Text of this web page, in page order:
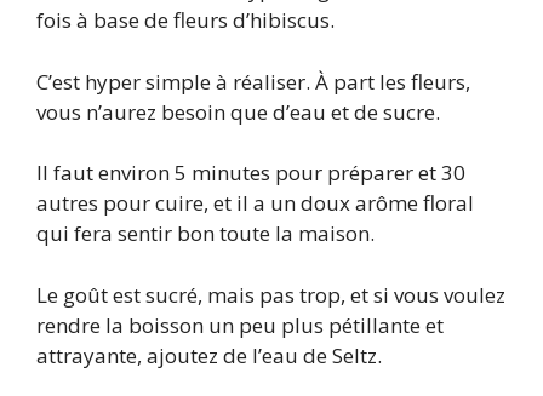
fois à base de fleurs d’hibiscus.
C’est hyper simple à réaliser. À part les fleurs,
vous n’aurez besoin que d’eau et de sucre.
Il faut environ 5 minutes pour préparer et 30
autres pour cuire, et il a un doux arôme floral
qui fera sentir bon toute la maison.
Le goût est sucré, mais pas trop, et si vous voulez
rendre la boisson un peu plus pétillante et
attrayante, ajoutez de l’eau de Seltz.